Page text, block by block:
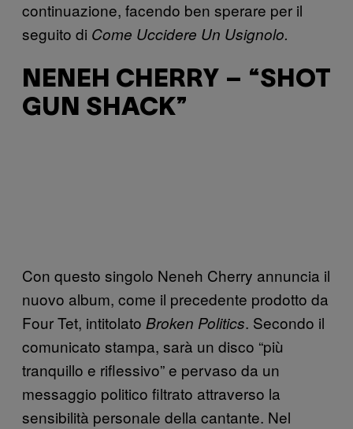
continuazione, facendo ben sperare per il
seguito di Come Uccidere Un Usignolo.
NENEH CHERRY – “SHOT
GUN SHACK”
Con questo singolo Neneh Cherry annuncia il
nuovo album, come il precedente prodotto da
Four Tet, intitolato Broken Politics. Secondo il
comunicato stampa, sarà un disco “più
tranquillo e riflessivo” e pervaso da un
messaggio politico filtrato attraverso la
sensibilità personale della cantante. Nel